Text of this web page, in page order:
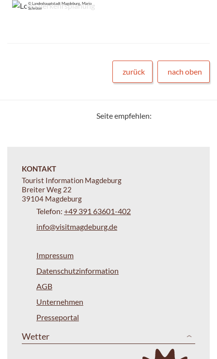
© Landeshauptstadt Magdeburg, Mario
Schröter
zurück nach oben
Seite empfehlen:
KONTAKT
Tourist Information Magdeburg
Breiter Weg 22
39104 Magdeburg
Telefon: +49 391 63601-402
info@visitmagdeburg.de
Impressum
Datenschutzinformation
AGB
Unternehmen
Presseportal
Wetter